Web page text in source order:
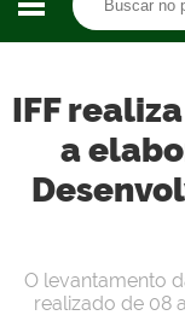
IFF
a
O levantamento
realizado de 08